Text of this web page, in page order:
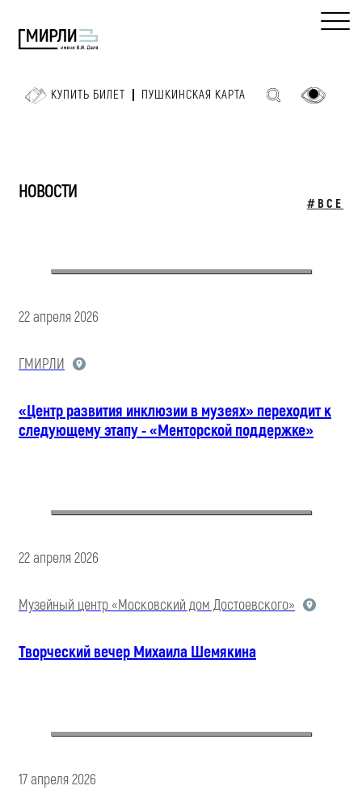
КУПИТЬ БИЛЕТ ПУШКИНСКАЯ КАРТА
НОВОСТИ
#ВСЕ
22 апреля 2026
ГМИРЛИ
«Центр развития инклюзии в музеях» переходит к
следующему этапу - «Менторской поддержке»
22 апреля 2026
Музейный центр «Московский дом Достоевского»
Творческий вечер Михаила Шемякина
17 апреля 2026